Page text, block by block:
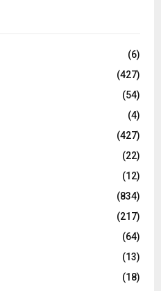
C
(6)
(427)
(54)
(4)
(427)
(22)
(12)
(834)
(217)
(64)
(13)
(18)